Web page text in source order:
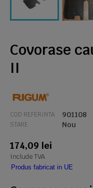
Covorase
II
COD REFERINTA 901108
STARE Nou
174,09 lei
Include TVA
Produs fabricat in UE